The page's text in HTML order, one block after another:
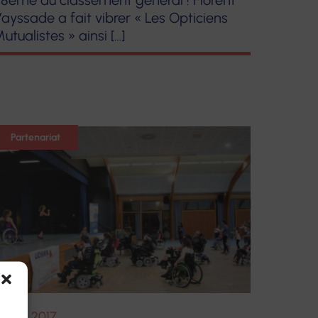
a fait vibrer « Les Opticiens
» ainsi […]
Partenariat